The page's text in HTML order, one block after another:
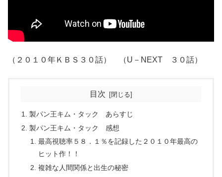
（２０１０年ＫＢＳ３０話） （U－NEXT ３０話）
目次
製パン王キム・タック あらすじ
製パン王キム・タック 感想
最高視聴率５８．１％を記録した２０１０年最高の
ヒット作！！
複雑な人間関係と出生の秘密